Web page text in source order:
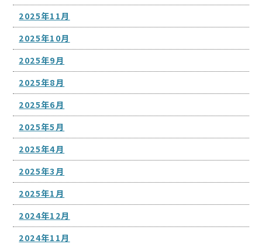
2025年11月
2025年10月
2025年9月
2025年8月
2025年6月
2025年5月
2025年4月
2025年3月
2025年1月
2024年12月
2024年11月